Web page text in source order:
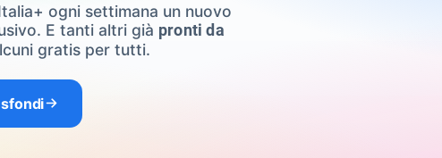
ogni settimana un nuovo
E tanti altri già pronti da
gratis per tutti.